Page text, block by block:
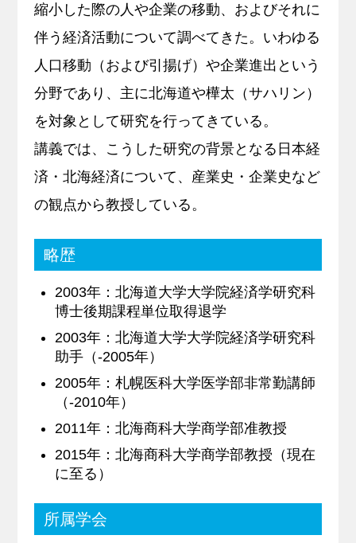
縮小した際の人や企業の移動、およびそれに
伴う経済活動について調べてきた。いわゆる
人口移動（および引揚げ）や企業進出という
分野であり、主に北海道や樺太（サハリン）
を対象として研究を行ってきている。
講義では、こうした研究の背景となる日本経
済・北海経済について、産業史・企業史など
の観点から教授している。
略歴
2003年：北海道大学大学院経済学研究科
博士後期課程単位取得退学
2003年：北海道大学大学院経済学研究科
助手（-2005年）
2005年：札幌医科大学医学部非常勤講師
（-2010年）
2011年：北海商科大学商学部准教授
2015年：北海商科大学商学部教授（現在
に至る）
所属学会